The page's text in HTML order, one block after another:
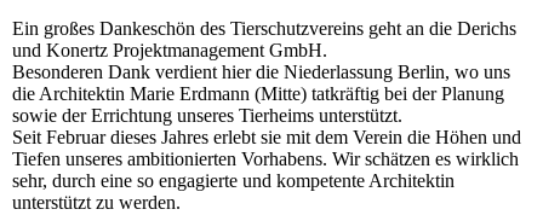
Ein großes Dankeschön des Tierschutzvereins geht an die Derichs
und Konertz Projektmanagement GmbH.
Besonderen Dank verdient hier die Niederlassung Berlin, wo uns
die Architektin Marie Erdmann (Mitte) tatkräftig bei der Planung
sowie der Errichtung unseres Tierheims unterstützt.
Seit Februar dieses Jahres erlebt sie mit dem Verein die Höhen und
Tiefen unseres ambitionierten Vorhabens. Wir schätzen es wirklich
sehr, durch eine so engagierte und kompetente Architektin
unterstützt zu werden.